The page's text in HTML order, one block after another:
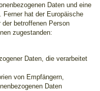
Daten und eine
Ferner hat der Europäische
der betroffenen Person
zugestanden:
Daten, die verarbeitet
von Empfängern,
Daten